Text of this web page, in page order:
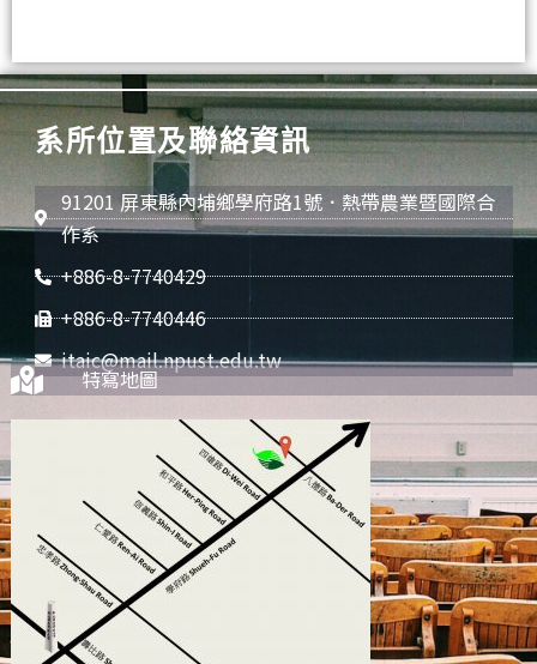
系所位置及聯絡資訊
91201 屏東縣內埔鄉學府路1號．熱帶農業暨國際合
作系
+886-8-7740429
+886-8-7740446
itaic@mail.npust.edu.tw
特寫地圖